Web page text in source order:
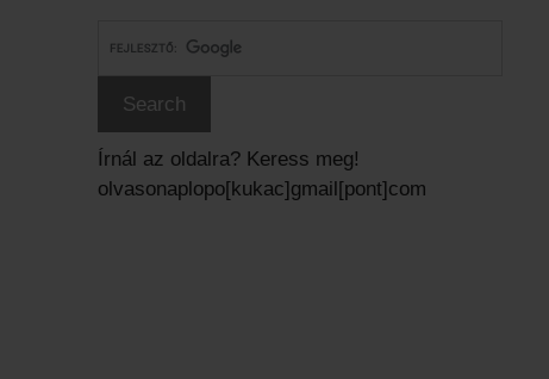
Írnál az oldalra? Keress meg!
olvasonaplopo[kukac]gmail[pont]com